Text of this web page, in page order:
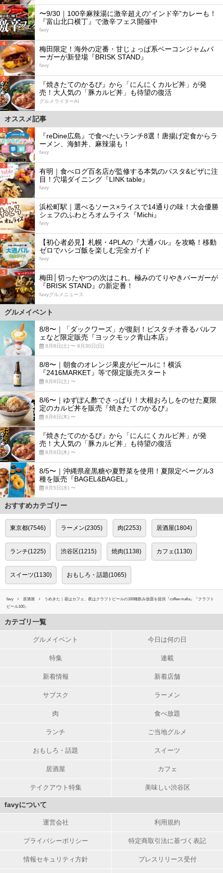
3
〜9/30｜100辛麻辣湯に激辛超えの“インド辛”カレーも！
『富山北口横丁』で激辛フェス開催中
favy
4
梅田限定！海外の定番・甘じょっぱ系ベーコンジャムバ
ーガーが新登場『BRISK STAND』
favy
5
『焼きたてのかるび』から「にんにくカルビ丼」が発
売！大人気の「豚カルビ丼」も待望の復活
グルメライターAI
オススメ記事
1
『reDine広島』で食べたいランチ8選！唐揚げ定食からラ
ーメン、海鮮丼、麻辣湯も！
favy
2
有明｜食べログ百名店が監修する本気のパスタ&ピザに注
目！穴場ダイニング『LINK table』
favy
3
浜松町駅｜選べるソース×ライスで14通りの味！大会優勝
シェフのふわとろオムライス『Michi』
favy
4
【初心者必見】札幌・4PLAの『大通バル』を攻略！移動
ゼロでハシゴ飯を楽しむ完全ガイド
favy
5
梅田│切ったやつの次はこれ。極みのてりやきバーガーが
『BRISK STAND』の新定番！
favyグルメニュース
グルメイベント
8/8〜｜「ダックワーズ」が復刻！ピスタチオ香るパルフ
ェなど限定販売『ヨックモック青山本店』
8月8日(土) 〜 8月30日(日)
8/8〜｜朝食のオレンジ果皮がビールに！横浜
『2416MARKET』等で限定販売スタート
8月8日(土) 〜
8/6〜｜ゆずぽん酢でさっぱり！大根おろしをのせた夏限
定のカルビ丼を販売『焼きたてのかるび』
8月6日(木) 〜
『焼きたてのかるび』から「にんにくカルビ丼」が発
売！大人気の「豚カルビ丼」も待望の復活
8月6日(木) 〜
8/5〜｜沖縄県産黒糖や夏野菜を使用！夏限定ベーグル3
種を販売『BAGEL&BAGEL』
8月5日(水) 〜
おすすめカテゴリー
東京都(7546) ラーメン(2305) 肉(2253) 居酒屋(1804)
ランチ(1225) 渋谷区(1215) 焼肉(1138) カフェ(1130)
スイーツ(1130) おもしろ・話題(1065)
favy 居酒屋
うめきた｜昼はカフェ、夜はクラフトビールの100種飲み放題を提供『coffee mafia』『クラフト
ビール100』
カテゴリ一覧
グルメイベント 今日は何の日
特集 連載
新着情報 新着店舗
サブスク ラーメン
肉 食べ放題
ランチ ご当地グルメ
おもしろ・話題 スイーツ
居酒屋 カフェ
テイクアウト特集 美味しい渋谷区
favyについて
運営会社 利用規約
プライバシーポリシー 特定商取引法に基づく表記
情報セキュリティ方針 プレスリリース受付